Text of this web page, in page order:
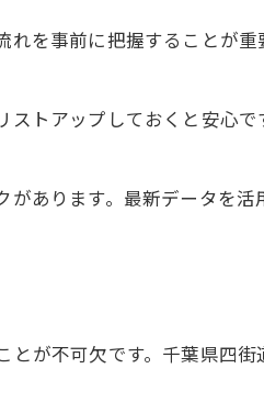
見極める方法
ットとは
者選定術
一歩に
重要な理由
番号の関係
続きの流れ
を事前に把握することが
トアップしておくと安心
あります。最新データを
が不可欠です。千葉県四